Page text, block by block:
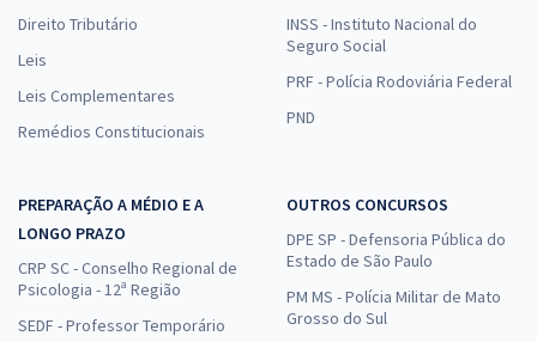
Direito Tributário
Leis
Leis Complementares
Remédios Constitucionais
INSS - Instituto Nacional do
Seguro Social
PRF - Polícia Rodoviária Federal
PND
PREPARAÇÃO A MÉDIO E A
LONGO PRAZO
CRP SC - Conselho Regional de
Psicologia - 12ª Região
SEDF - Professor Temporário
OUTROS CONCURSOS
DPE SP - Defensoria Pública do
Estado de São Paulo
PM MS - Polícia Militar de Mato
Grosso do Sul